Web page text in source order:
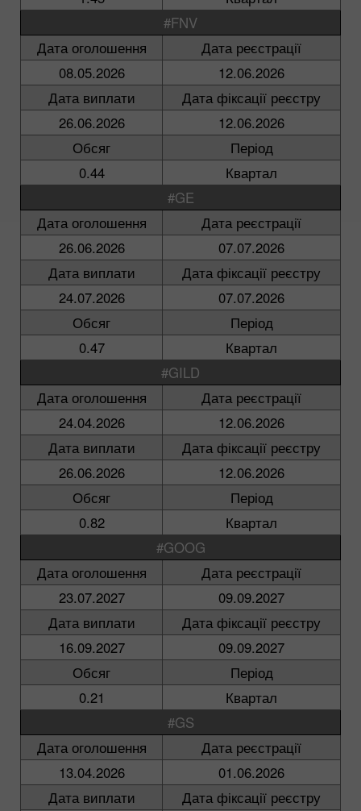
#FNV
Дата оголошення
Дата реєстрації
08.05.2026
12.06.2026
Дата виплати
Дата фіксації реєстру
26.06.2026
12.06.2026
Обсяг
Період
0.44
Квартал
#GE
Дата оголошення
Дата реєстрації
26.06.2026
07.07.2026
Дата виплати
Дата фіксації реєстру
24.07.2026
07.07.2026
Обсяг
Період
0.47
Квартал
#GILD
Дата оголошення
Дата реєстрації
24.04.2026
12.06.2026
Дата виплати
Дата фіксації реєстру
26.06.2026
12.06.2026
Обсяг
Період
0.82
Квартал
#GOOG
Дата оголошення
Дата реєстрації
23.07.2027
09.09.2027
Дата виплати
Дата фіксації реєстру
16.09.2027
09.09.2027
Обсяг
Період
0.21
Квартал
#GS
Дата оголошення
Дата реєстрації
13.04.2026
01.06.2026
Дата виплати
Дата фіксації реєстру